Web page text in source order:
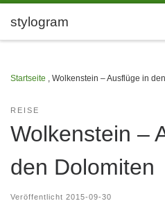
Zum Inhalt springen
stylogram
Startseite , Wolkenstein – Ausflüge in
REISE
Wolkenstein –
den Dolomiten
Veröffentlicht 2015-09-30